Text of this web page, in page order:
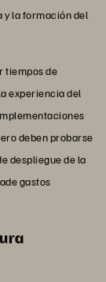
y la formación del
tiempos de
experiencia del
deben probarse
despliegue de la
gastos